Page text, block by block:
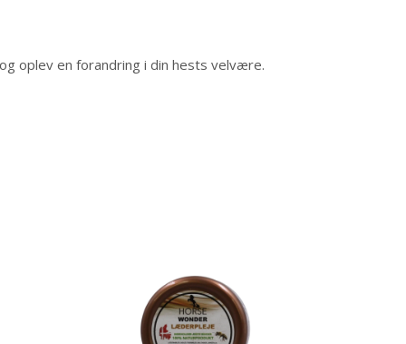
oplev en forandring i din hests velvære.